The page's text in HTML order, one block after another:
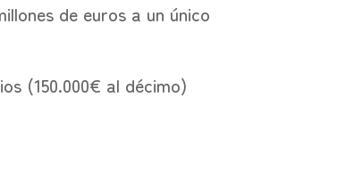
de euros a un único
(150.000€ al décimo)